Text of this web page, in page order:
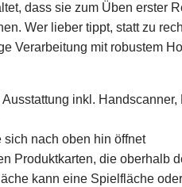
dass sie zum Üben erster
Wer lieber tippt, statt zu
Verarbeitung mit robustem
inkl.
nach oben hin öffnet
Produktkarten, die oberhalb
kann eine Spielfläche